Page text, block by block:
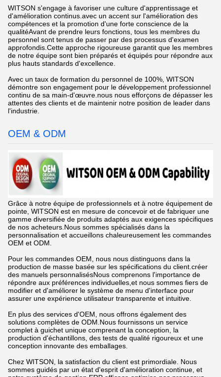
WITSON s'engage à favoriser une culture d'apprentissage et
d'amélioration continus.avec un accent sur l'amélioration des
compétences et la promotion d'une forte conscience de la
qualitéAvant de prendre leurs fonctions, tous les membres du
personnel sont tenus de passer par des processus d'examen
approfondis.Cette approche rigoureuse garantit que les membres
de notre équipe sont bien préparés et équipés pour répondre aux
plus hauts standards d'excellence.
Avec un taux de formation du personnel de 100%, WITSON
démontre son engagement pour le développement professionnel
continu de sa main-d'œuvre.nous nous efforçons de dépasser les
attentes des clients et de maintenir notre position de leader dans
l'industrie.
OEM & ODM
Grâce à notre équipe de professionnels et à notre équipement de
pointe, WITSON est en mesure de concevoir et de fabriquer une
gamme diversifiée de produits adaptés aux exigences spécifiques
de nos acheteurs.Nous sommes spécialisés dans la
personnalisation et accueillons chaleureusement les commandes
OEM et ODM.
Pour les commandes OEM, nous nous distinguons dans la
production de masse basée sur les spécifications du client.créer
des manuels personnalisésNous comprenons l'importance de
répondre aux préférences individuelles,et nous sommes fiers de
modifier et d'améliorer le système de menu d'interface pour
assurer une expérience utilisateur transparente et intuitive.
En plus des services d'OEM, nous offrons également des
solutions complètes de ODM.Nous fournissons un service
complet à guichet unique comprenant la conception, la
production d'échantillons, des tests de qualité rigoureux et une
conception innovante des emballages.
Chez WITSON, la satisfaction du client est primordiale. Nous
sommes guidés par un état d'esprit d'amélioration continue, et